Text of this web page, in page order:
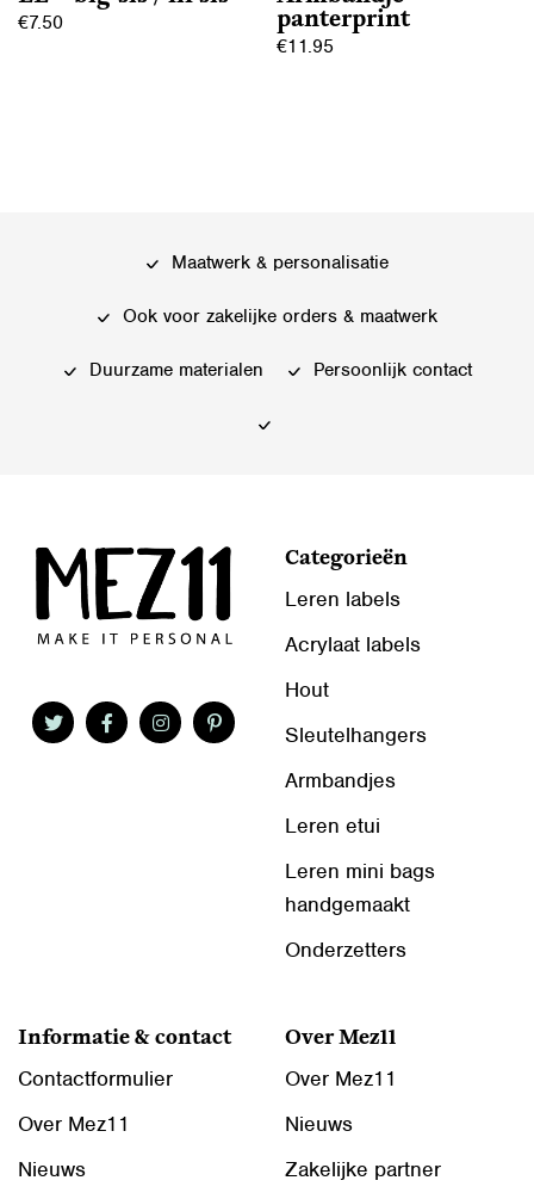
productpagina
€7.50
panterprint
€11.95
optie
kan
worden
Maatwerk & personalisatie
Ook voor zakelijke orders & maatwerk
Duurzame materialen Persoonlijk contact
Categorieën
Leren labels
Acrylaat labels
Hout
Sleutelhangers
Armbandjes
Leren etui
Leren mini bags
handgemaakt
Onderzetters
Informatie & contact
Contactformulier
Over Mez11
Nieuws
Over Mez11
Over Mez11
Nieuws
Zakelijke partner